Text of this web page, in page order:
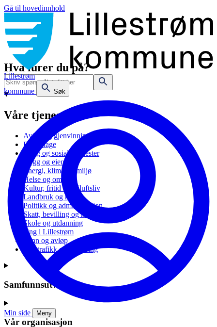
Gå til hovedinnhold
Lillestrøm
kommune
Søk
Min side Meny
Hva lurer du på?
Våre tjenester
Avfall og gjenvinning
Barnehage
Bolig og sosiale tjenester
Bygg og eiendom
Energi, klima og miljø
Helse og omsorg
Kultur, fritid og friluftsliv
Landbruk og natur
Politikk og administrasjon
Skatt, bevilling og næring
Skole og utdanning
Ung i Lillestrøm
Vann og avløp
Vei, trafikk og parkering
Samfunnsutvikling
Vår organisasjon